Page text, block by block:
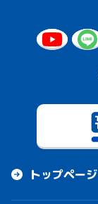
トップページ